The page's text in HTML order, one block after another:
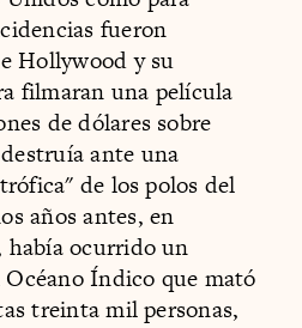
fueron
Hollywood y su
filmaran una película
de dólares sobre
ante una
de los polos del
años antes, en
había ocurrido un
Índico que mató
treinta mil personas,